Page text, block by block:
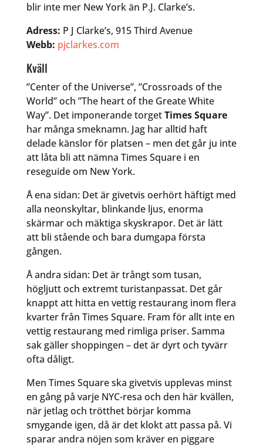
blir inte mer New York än P.J. Clarke’s.
Adress: P J Clarke’s, 915 Third Avenue
Webb: pjclarkes.com
Kväll
”Center of the Universe”, ”Crossroads of the
World” och ”The heart of the Greate White
Way”. Det imponerande torgetTimes Square
har många smeknamn. Jag har alltid haft
delade känslor för platsen – men det går ju inte
att låta bli att nämna Times Square i en
reseguide om New York.
Å ena sidan: Det är givetvis oerhört häftigt med
alla neonskyltar, blinkande ljus, enorma
skärmar och mäktiga skyskrapor. Det är lätt
att bli stående och bara dumgapa första
gången.
Å andra sidan: Det är trångt som tusan,
högljutt och extremt turistanpassat. Det går
knappt att hitta en vettig restaurang inom flera
kvarter från Times Square. Fram för allt inte en
vettig restaurang med rimliga priser. Samma
sak gäller shoppingen – det är dyrt och tyvärr
ofta dåligt.
Men Times Square ska givetvis upplevas minst
en gång på varje NYC-resa och den här kvällen,
när jetlag och trötthet börjar komma
smygande igen, då är det klokt att passa på. Vi
sparar andra nöjen som kräver en piggare